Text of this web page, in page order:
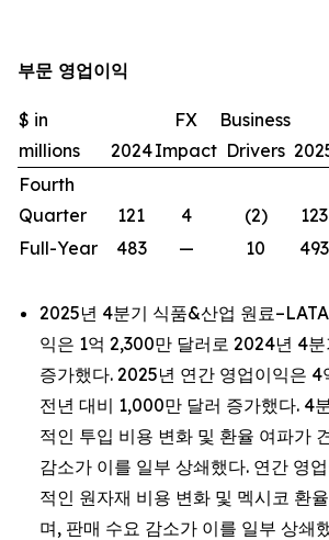
부문 영업이익
$ in
millions
2024
FX
Impact
Business
Drivers
Fourth
Quarter
121 4 (2) 123
Full-Year
483 — 10 493
2025년 4분기 식품&산업 원료
익은 1억 2,300만 달러로 2024년 4
증가했다. 2025년 연간 영업이익은 4
전년 대비 1,000만 달러 증가했다. 4
적인 투입 비용 변화 및 환율 여파가
감소가 이를 일부 상쇄했다. 연간 영
적인 원자재 비용 변화 및 멕시코 환
며, 판매 수요 감소가 이를 일부 상쇄